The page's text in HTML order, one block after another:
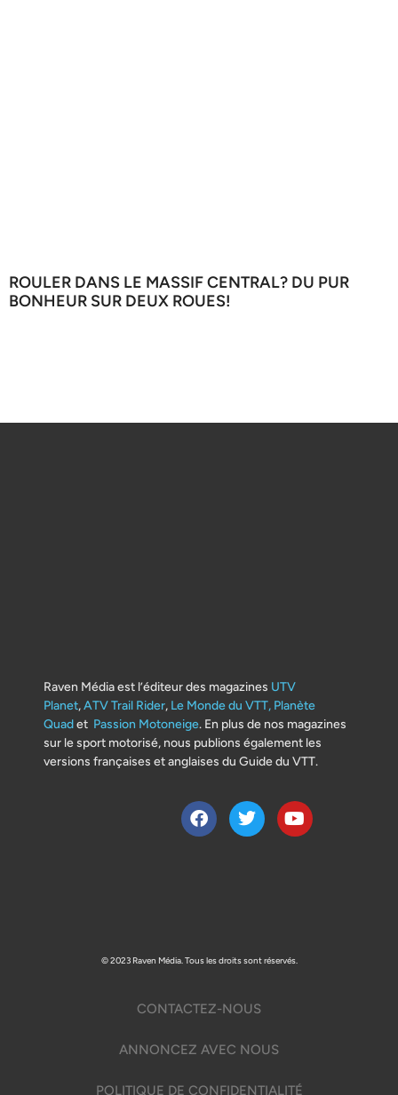
ROULER DANS LE MASSIF CENTRAL? DU PUR
BONHEUR SUR DEUX ROUES!
Raven Média est l’éditeur des magazines UTV
Planet,ATV Trail Rider, Le Monde du VTT, Planète
Quadet Passion Motoneige. En plus de nos magazines
sur le sport motorisé, nous publions également les
versions françaises et anglaises du Guide du VTT.
© 2023 Raven Média. Tous les droits sont réservés.
CONTACTEZ-NOUS
ANNONCEZ AVEC NOUS
POLITIQUE DE CONFIDENTIALITÉ